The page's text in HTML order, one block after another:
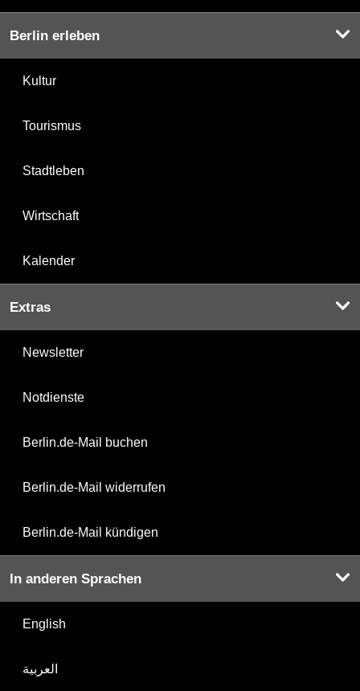
Berlin erleben
Kultur
Tourismus
Stadtleben
Wirtschaft
Kalender
Extras
Newsletter
Notdienste
Berlin.de-Mail buchen
Berlin.de-Mail widerrufen
Berlin.de-Mail kündigen
In anderen Sprachen
English
العربية